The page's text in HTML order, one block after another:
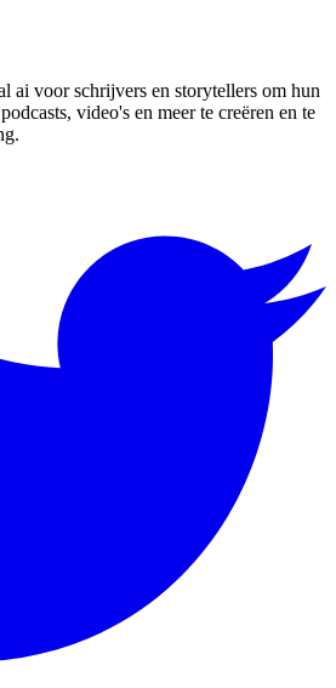
ai voor schrijvers en storytellers om hun
video's en meer te creëren en te